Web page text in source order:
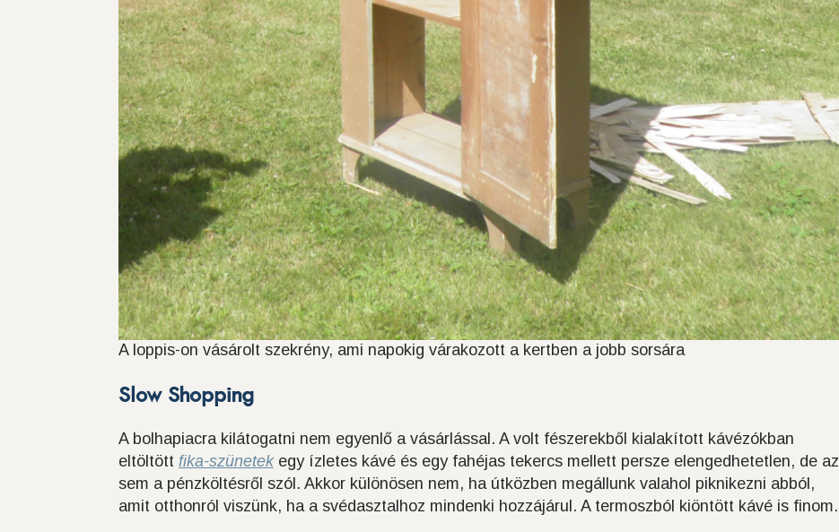
A loppis-on vásárolt szekrény, ami napokig várakozott a kertben a jobb sorsára
Slow Shopping
A bolhapiacra kilátogatni nem egyenlő a vásárlással. A volt fészerekből kialakított kávézókban
eltöltött fika-szünetekegy ízletes kávé és egy fahéjas tekercs mellett persze elengedhetetlen, de az
sem a pénzköltésről szól. Akkor különösen nem, ha útközben megállunk valahol piknikezni abból,
amit otthonról viszünk, ha a svédasztalhoz mindenki hozzájárul. A termoszból kiöntött kávé is finom.